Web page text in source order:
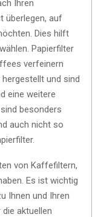
Ihren
überlegen, auf
Dies hilft
Papierfilter
verfeinern
und sind
eine weitere
besonders
auch nicht so
von Kaffefiltern,
Es ist wichtig
Ihnen und Ihren
aktuellen